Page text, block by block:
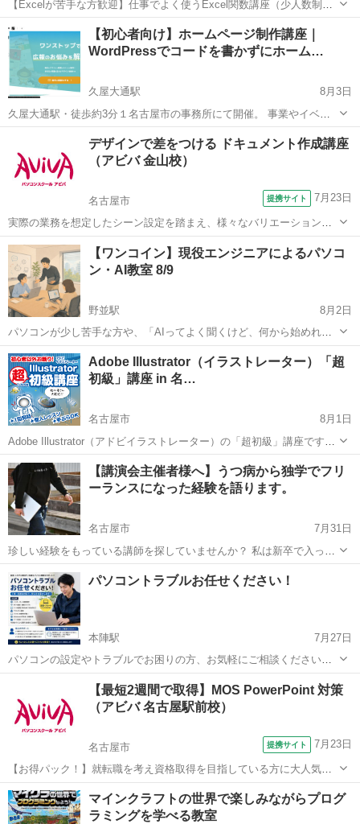
【Excelが苦手な方歓迎】仕事でよく使うExcel関数講座（少人数制）
「VLOOKUPって何？」 「IF関数が苦手…」 「仕事でExcelを使うけ
れど、毎回ネットで調べている」 そんな方のための、初心者向け
Excel...
愛知 名古屋市 八田駅 エクセル
【初心者向け】ホームページ制作講座｜
WordPressでコードを書かずにホーム…
久屋大通駅
8月3日
久屋大通駅・徒歩約3分１名古屋市の事務所にて開催。 事業やイベン
ト、活動などを発信していく上でホームページは重要な存在です。 ・
ホームページが欲しいけれど何から始めたらいいかわからない ・自分
で更新や管理もした...
名古屋市 久屋大通駅 ホームページ作成
WordPress
デザインで差をつける ドキュメント作成講座
（アビバ 金山校）
名古屋市 提携サイト 7月23日
実際の業務を想定したシーン設定を踏まえ、様々なバリエーションの
ドキュメントを作成していく過程で、Photoshop／Illustrator の機能や
活用方法を学習します。また、見栄えのよいドキュメントを作成する
ための「ナレッ...
愛知 名古屋市 Webデザイナー
【ワンコイン】現役エンジニアによるパソコ
ン・AI教室 8/9
野並駅
8月2日
パソコンが少し苦手な方や、「AIってよく聞くけど、何から始めれば
いいか分からない」という方向けの少人数教室です。 現役エンジニア
が、難しい専門用語はできるだけ使わず、パソコンの基本操作からAI
を活用した作業の効率化まで...
愛知 名古屋市 ワンコイン
Adobe Illustrator（イラストレーター）「超
初級」講座 in 名…
名古屋市
8月1日
Adobe Illustrator（アドビイラストレーター）の「超初級」講座です。
イラストレーターは、仕事から趣味にまで幅広く使うことのできる、
業界標準のグラフィックデザインソフト。 そんなイラストレーターの
使い方を、...
愛知 名古屋市 Illustrator 講座
【講演会主催者様へ】うつ病から独学でフリ
ーランスになった経験を語ります。
名古屋市
7月31日
珍しい経験をもっている講師を探していませんか？ 私は新卒で入った
会社でうつ病になり、その後独学でマーケティング・プログラミング
を学び、フリーランスになりました。 今は時間や場所を気にせず悠々
自適に働いています。 ...
愛知 名古屋市 ホームページ作成 料金
パソコントラブルお任せください！
本陣駅
7月27日
パソコンの設定やトラブルでお困りの方、お気軽にご相談ください。
【対応例】 ・インターネットにつながらない ・Wi-Fi設定 ・メール
（Outlook・Yahoo・Gmailなど） ・プリンター設定 ...
名古屋市 本陣駅 Windows総合
【最短2週間で取得】MOS PowerPoint 対策
（アビバ 名古屋駅前校）
名古屋市 提携サイト 7月23日
【お得パック！】就転職を考え資格取得を目指している方に大人気の
MOS PowerPointを短期集中で目指す検定対策の講座です。新規お問い
合わせ頂いた方限定でリーズナブルな受講料で学べる人気講座です！
愛知 名古屋市 パワーポイント
マインクラフトの世界で楽しみながらプログ
ラミングを学べる教室